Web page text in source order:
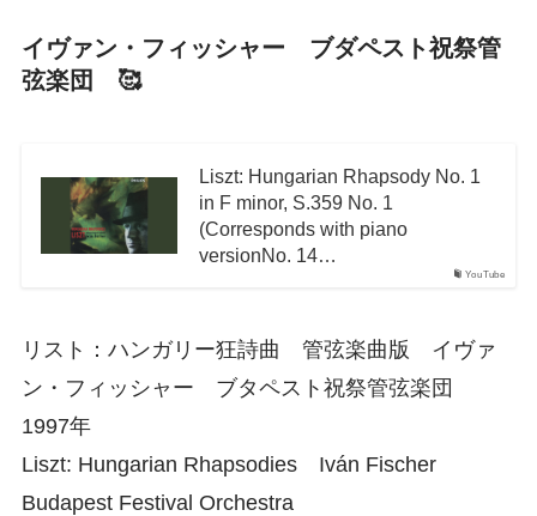
イヴァン・フィッシャー ブダペスト祝祭管
弦楽団 🥰
YouTube
Liszt: Hungarian Rhapsody No. 1
in F minor, S.359 No. 1
(Corresponds with piano
versionNo. 14…
リスト：ハンガリー狂詩曲 管弦楽曲版 イヴァ
ン・フィッシャー ブタペスト祝祭管弦楽団
1997年
Liszt: Hungarian Rhapsodies Iván Fischer
Budapest Festival Orchestra